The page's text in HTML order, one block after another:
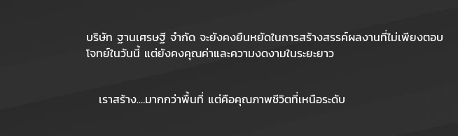
บริษัท ฐานเศรษฐี จำกัด จะยังคงยืนหยัดในการสร้างสรรค์ผลงานที่ไม่เพียงตอบ
โจทย์ในวันนี้ แต่ยังคงคุณค่าและความงดงามในระยะยาว
เราสร้าง.…มากกว่าพื้นที่ แต่คือคุณภาพชีวิตที่เหนือระดับ